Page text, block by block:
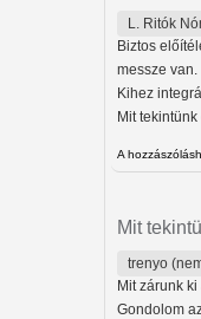
L. Ritók
Biztos
messze
Kihez
Mit
A
Mit
trenyo
Mit zárunk
Gondolom